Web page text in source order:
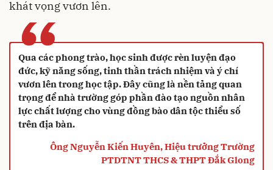
khát vọng vươn lên.
“
Qua các phong trào, học sinh được rèn luyện đạo
đức, kỹ năng sống, tinh thần trách nhiệm và ý chí
vươn lên trong học tập. Đây cũng là nền tảng quan
trọng để nhà trường góp phần đào tạo nguồn nhân
lực chất lượng cho vùng đồng bào dân tộc thiểu số
trên địa bàn.
Ông Nguyễn Kiến Huyên, Hiệu trưởng Trường
PTDTNT THCS & THPT Đắk Glong